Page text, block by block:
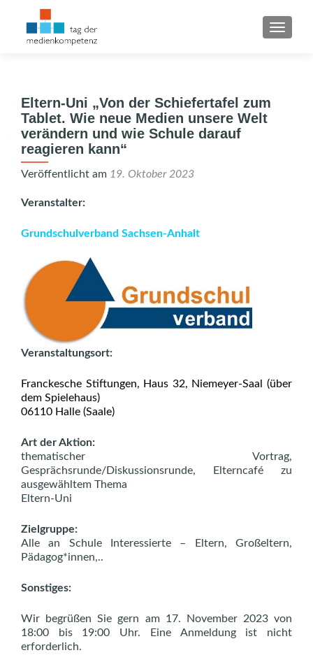
Eltern-Uni „Von der Schiefertafel zum
Tablet. Wie neue Medien unsere Welt
verändern und wie Schule darauf
reagieren kann“
Veröffentlicht am 19. Oktober 2023
Veranstalter:
Grundschulverband Sachsen-Anhalt
Veranstaltungsort:
Franckesche Stiftungen, Haus 32, Niemeyer-Saal (über
dem Spielehaus)
06110 Halle (Saale)
Art der Aktion:
thematischer Vortrag,
Gesprächsrunde/Diskussionsrunde, Elterncafé zu
ausgewähltem Thema
Eltern-Uni
Zielgruppe:
Alle an Schule Interessierte – Eltern, Großeltern,
Pädagog*innen,..
Sonstiges:
Wir begrüßen Sie gern am 17. November 2023 von
18:00 bis 19:00 Uhr. Eine Anmeldung ist nicht
erforderlich.